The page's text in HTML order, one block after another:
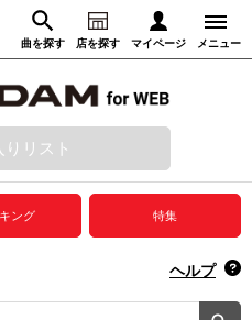
曲を探す 店を探す マイページ メニュー
録音からさがす
イン
りリスト
ング 特集
ヘルプ